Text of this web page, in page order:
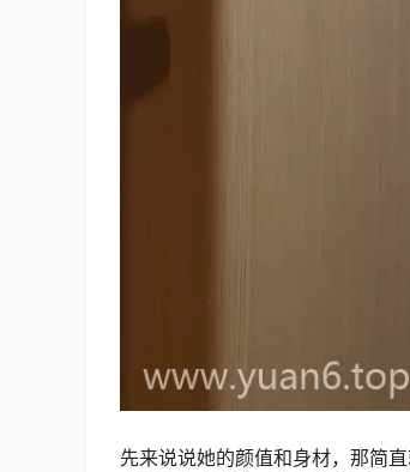
先来说说她的颜值和身材，那简